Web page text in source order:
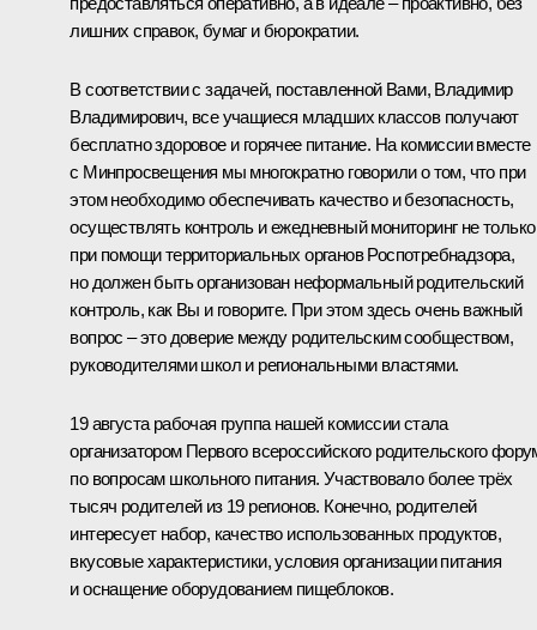
лишних справок, бумаг и бюрократии.
В соответствии с задачей, поставленной Вами, Владимир
Владимирович, все учащиеся младших классов получают
бесплатно здоровое и горячее питание. На комиссии вместе
с Минпросвещения мы многократно говорили о том, что при
этом необходимо обеспечивать качество и безопасность,
осуществлять контроль и ежедневный мониторинг не только
при помощи территориальных органов Роспотребнадзора,
но должен быть организован неформальный родительский
контроль, как Вы и говорите. При этом здесь очень важный
вопрос – это доверие между родительским сообществом,
руководителями школ и региональными властями.
19 августа рабочая группа нашей комиссии стала
организатором Первого всероссийского родительского
по вопросам школьного питания. Участвовало более трёх
тысяч родителей из 19 регионов. Конечно, родителей
интересует набор, качество использованных продуктов,
вкусовые характеристики, условия организации питания
и оснащение оборудованием пищеблоков.